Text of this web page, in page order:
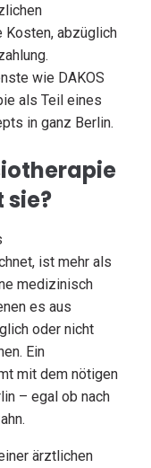
Kosten, abzüglich
wie DAKOS
als Teil eines
in ganz Berlin.
ist mehr als
medizinisch
es aus
oder nicht
Ein
mit dem nötigen
– egal ob nach
ärztlichen